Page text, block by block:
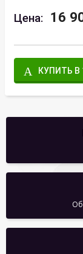
Цена: 16
КУПИТЬ В